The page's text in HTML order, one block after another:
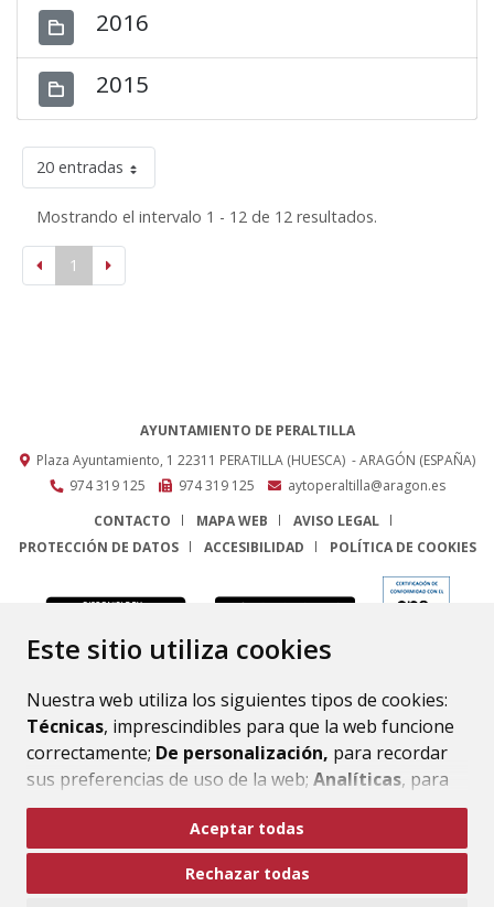
Este sitio utiliza cookies
Nuestra web utiliza los siguientes tipos de cookies:
Técnicas, imprescindibles para que la web funcione
correctamente; De personalización, para recordar
sus preferencias de uso de la web; Analíticas, para
mejorar el funcionamiento de la web y sus servicios.
Si acepta pulsando el botón“Aceptar todas”
consideramos que acepta su uso. Si pulsa el botón
Aceptar todas
Rechazar todas
2016
2015
20 entradas
Mostrando el intervalo 1 - 12 de 12 resultados.
1
AYUNTAMIENTO DE PERALTILLA
Plaza Ayuntamiento, 1 22311 PERATILLA (HUESCA) - ARAGÓN (ESPAÑA)
974 319 125
974 319 125
aytoperaltilla@aragon.es
CONTACTO
MAPA WEB
AVISO LEGAL
PROTECCIÓN DE DATOS
ACCESIBILIDAD POLÍTICA DE COOKIES